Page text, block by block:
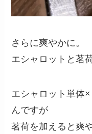
さらに爽やかに。
エシャロットと茗
エシャロット単体
んですが
茗荷を加えると爽